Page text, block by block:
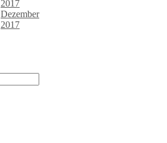
2017
Dezember
2017